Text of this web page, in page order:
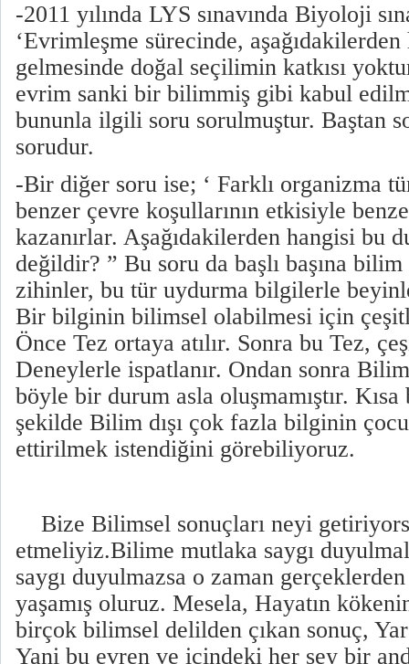
-2011 yılında LYS sınavında Biyoloji
‘Evrimleşme sürecinde,
gelmesinde doğal seçilimin katkısı
evrim sanki bir bilimmiş gibi kabul
bununla ilgili soru sorulmuştur. Baştan
sorudur.
-Bir diğer soru ise; ‘ Farklı organizma
benzer çevre koşullarının etkisiyle
kazanırlar. Aşağıdakilerden hangisi bu
değildir? ” Bu soru da başlı başına
zihinler, bu tür uydurma bilgilerle
Bir bilginin bilimsel olabilmesi için
Önce Tez ortaya atılır. Sonra bu Tez,
Deneylerle ispatlanır. Ondan sonra
böyle bir durum asla oluşmamıştır.
şekilde Bilim dışı çok fazla bilginin
ettirilmek istendiğini görebiliyoruz.
Bize Bilimsel sonuçları neyi
etmeliyiz.Bilime mutlaka saygı
saygı duyulmazsa o zaman
yaşamış oluruz. Mesela, Hayatın
birçok bilimsel delilden çıkan sonuç,
Yani bu evren ve içindeki her şey bir